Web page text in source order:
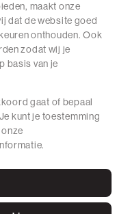
maakt onze
dat de website goed
onthouden. Ook
zodat wij je
basis van je
gaat of bepaal
kunt je toestemming